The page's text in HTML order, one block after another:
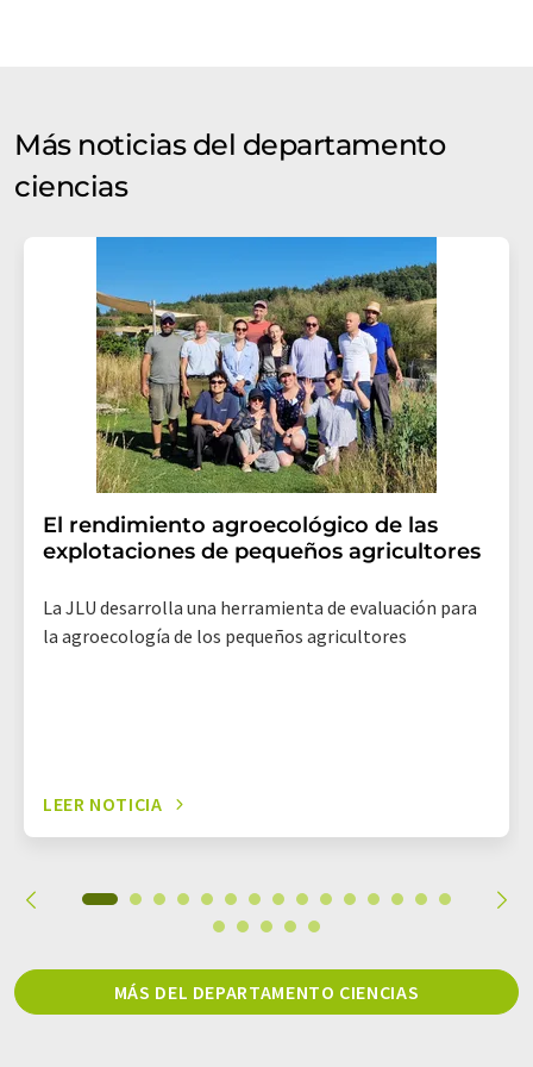
Más noticias del departamento
ciencias
El rendimiento agroecológico de las
explotaciones de pequeños agricultores
La JLU desarrolla una herramienta de evaluación para
la agroecología de los pequeños agricultores
LEER NOTICIA
MÁS DEL DEPARTAMENTO CIENCIAS